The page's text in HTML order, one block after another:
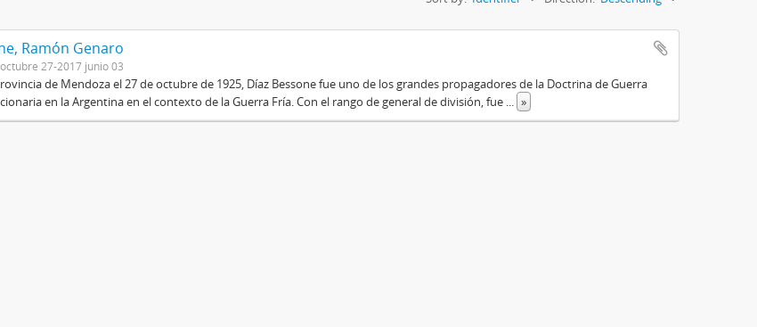
Ramón Genaro
27-2017 junio 03
de Mendoza el 27 de octubre de 1925, Díaz Bessone fue uno de los grandes propagadores de la Doctrina de Guerra
en la Argentina en el contexto de la Guerra Fría. Con el rango de general de división, fue
»